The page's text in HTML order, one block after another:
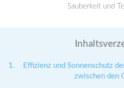
Sauberkeit und
Effizienz und Sonnenschutz
zwischen den